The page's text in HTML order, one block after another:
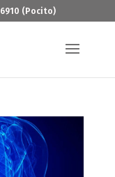
(Pocito)